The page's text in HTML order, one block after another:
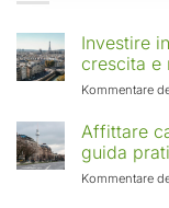
Investire
crescita e
Kommentare
Affittare
guida
Kommentare